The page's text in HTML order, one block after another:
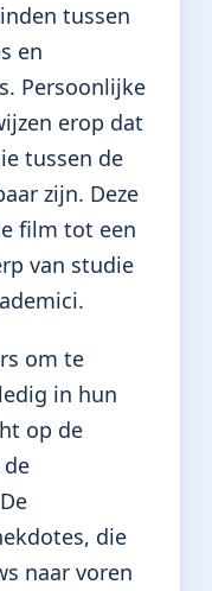
tussen
en
Persoonlijke
erop dat
tussen de
zijn. Deze
film tot een
van studie
om te
in hun
op de
die
naar voren